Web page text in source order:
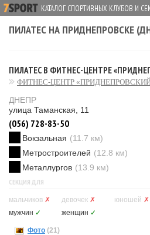
КАТАЛОГ СПОРТИВНЫХ КЛУБОВ И
ПИЛАТЕС НА ПРИДНЕПРОВСКЕ
ПИЛАТЕС В ФИТНЕС-ЦЕНТРЕ
ФИТНЕС-ЦЕНТР
ДНЕПР
улица Таманская, 11
(056) 728-83-50
Вокзальная (11.7 км)
Метростроителей (12.8 км)
Металлургов (13.9 км)
СЕКЦИЯ ДЛЯ
мальчиков ✗ девочек ✗ юношей ✗
мужчин ✓ женщин ✓
Фото (21)